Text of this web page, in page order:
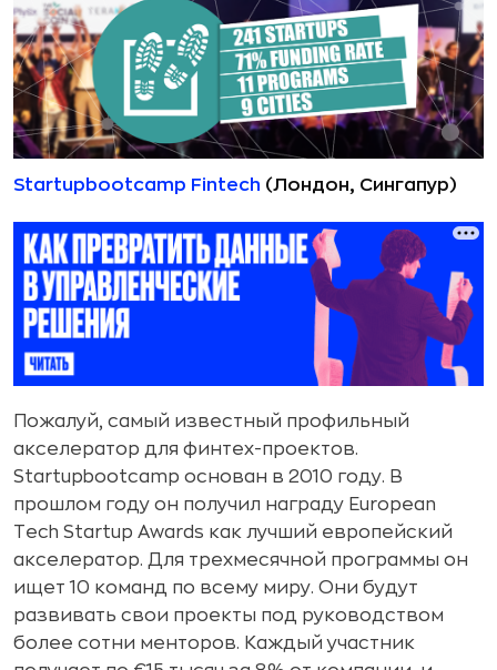
Startupbootcamp Fintech (Лондон, Сингапур)
Пожалуй, самый известный профильный
акселератор для финтех-проектов.
Startupbootcamp основан в 2010 году. В
прошлом году он получил награду European
Tech Startup Awards как лучший европейский
акселератор. Для трехмесячной программы он
ищет 10 команд по всему миру. Они будут
развивать свои проекты под руководством
более сотни менторов. Каждый участник